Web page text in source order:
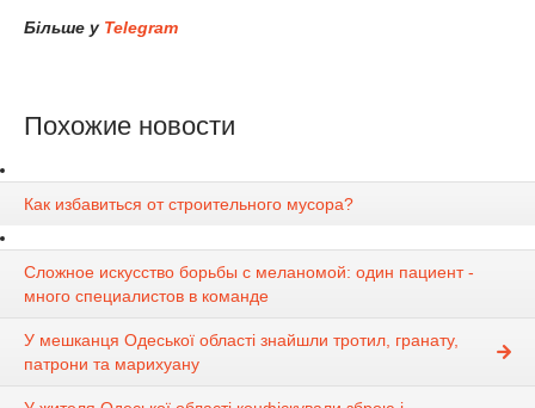
Більше у Telegram
Похожие новости
Как избавиться от строительного мусора?
Сложное искусство борьбы с меланомой: один пациент -
много специалистов в команде
У мешканця Одеської області знайшли тротил, гранату,
патрони та марихуану